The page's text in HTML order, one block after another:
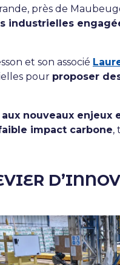
, près de
industrielles
et son associé
pour proposer
nouveaux enjeux
impact carbone,